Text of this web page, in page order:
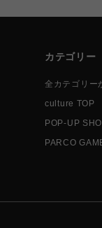
カテゴリー
全カテゴリー
culture TOP
POP-UP
PARCO